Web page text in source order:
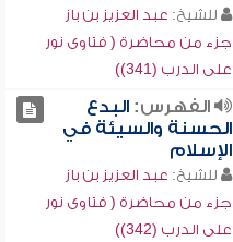
للشيخ: عبد العزيز بن باز
جزء من محاضرة ( فتاوى نور
على الدرب (341))
الفهرس:البدع
الحسنة والسيئة في
الإسلام
للشيخ: عبد العزيز بن باز
جزء من محاضرة ( فتاوى نور
على الدرب (342))